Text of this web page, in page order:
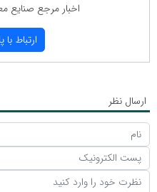
اخبار مرجع صنایع
ارتباط
ارسال نظر